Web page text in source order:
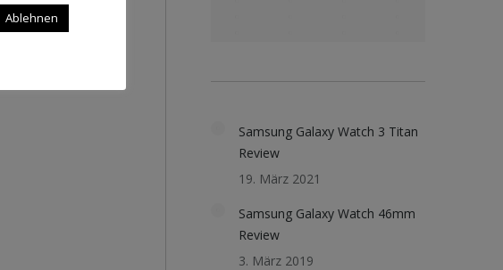
Samsung Galaxy Watch 3 Titan
Review
19. März 2021
Samsung Galaxy Watch 46mm
Review
3. März 2019
Ablehnen